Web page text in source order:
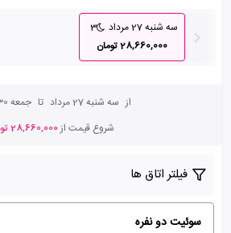
سه شنبه 27 مرداد
3
28,660,000 تومان
از سه شنبه 27 مرداد تا جمعه 30 مرداد
شروع قیمت از28,660,000 تومان
فیلتر اتاق ها
سوئیت دو نفره